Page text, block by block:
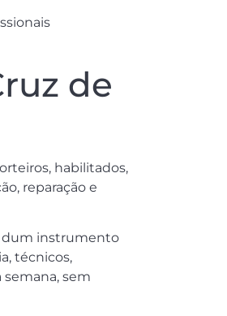
de
habilitados,
reparação e
dum instrumento
técnicos,
semana, sem